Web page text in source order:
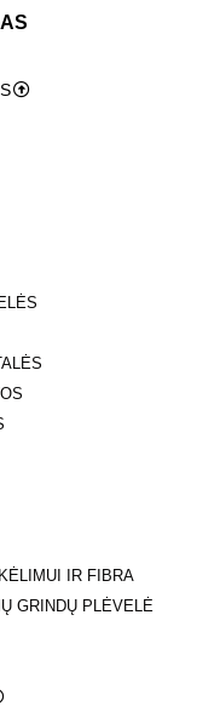
IR FIBRA
GRINDŲ PLĖVELĖ